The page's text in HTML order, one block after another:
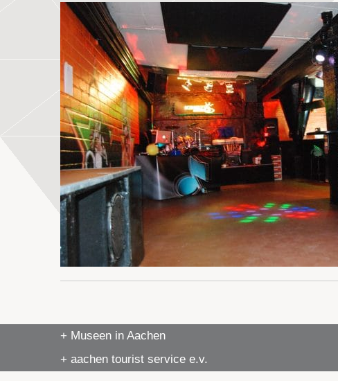
+ Museen in Aachen
+ aachen tourist service e.v.